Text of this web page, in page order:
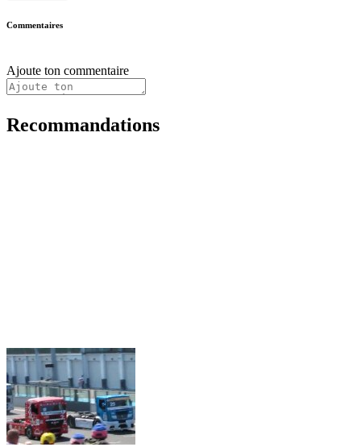
Commentaires
Ajoute ton commentaire
Recommandations